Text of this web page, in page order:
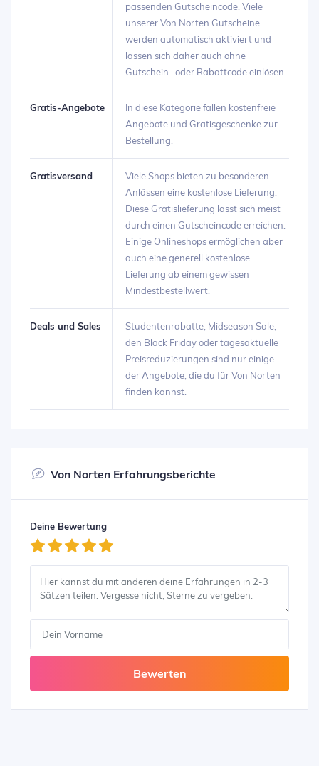
passenden Gutscheincode. Viele
unserer Von Norten Gutscheine
werden automatisch aktiviert und
lassen sich daher auch ohne
Gutschein- oder Rabattcode einlösen.
Gratis-Angebote
In diese Kategorie fallen kostenfreie
Angebote und Gratisgeschenke zur
Bestellung.
Gratisversand
Viele Shops bieten zu besonderen
Anlässen eine kostenlose Lieferung.
Diese Gratislieferung lässt sich meist
durch einen Gutscheincode erreichen.
Einige Onlineshops ermöglichen aber
auch eine generell kostenlose
Lieferung ab einem gewissen
Mindestbestellwert.
Deals und Sales
Studentenrabatte, Midseason Sale,
den Black Friday oder tagesaktuelle
Preisreduzierungen sind nur einige
der Angebote, die du für Von Norten
finden kannst.
Von Norten Erfahrungsberichte
Deine Bewertung
Bewerten